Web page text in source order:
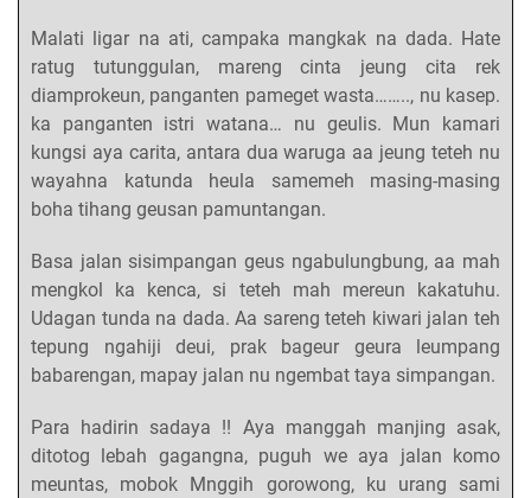
Malati ligar na ati, campaka mangkak na dada. Hate
ratug tutunggulan, mareng cinta jeung cita rek
diamprokeun, panganten pameget wasta…….., nu kasep.
ka panganten istri watana… nu geulis. Mun kamari
kungsi aya carita, antara dua waruga aa jeung teteh nu
wayahna katunda heula samemeh masing-masing
boha tihang geusan pamuntangan.
Basa jalan sisimpangan geus ngabulungbung, aa mah
mengkol ka kenca, si teteh mah mereun kakatuhu.
Udagan tunda na dada. Aa sareng teteh kiwari jalan teh
tepung ngahiji deui, prak bageur geura leumpang
babarengan, mapay jalan nu ngembat taya simpangan.
Para hadirin sadaya !! Aya manggah manjing asak,
ditotog lebah gagangna, puguh we aya jalan komo
meuntas, mobok Mnggih gorowong, ku urang sami